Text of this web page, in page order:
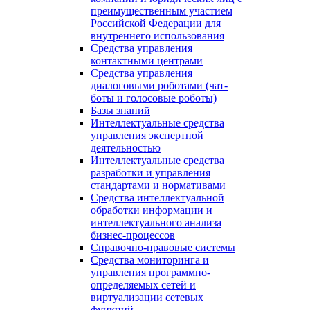
преимущественным участием
Российской Федерации для
внутреннего использования
Средства управления
контактными центрами
Средства управления
диалоговыми роботами (чат-
боты и голосовые роботы)
Базы знаний
Интеллектуальные средства
управления экспертной
деятельностью
Интеллектуальные средства
разработки и управления
стандартами и нормативами
Средства интеллектуальной
обработки информации и
интеллектуального анализа
бизнес-процессов
Справочно-правовые системы
Средства мониторинга и
управления программно-
определяемых сетей и
виртуализации сетевых